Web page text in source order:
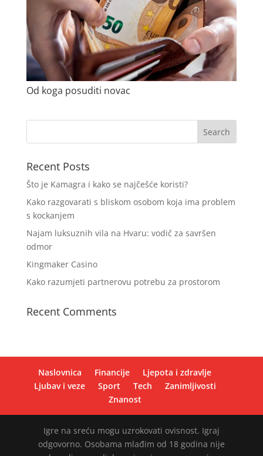
Od koga posuditi novac
Recent Posts
Što je Kamagra i kako se najčešće koristi?
Kako razgovarati s bliskom osobom koja ima problem
s kockanjem
Najam luksuznih vila na Hvaru: vodič za savršen
odmor
Kingmaker Casino
Kako razumjeti partnerovu potrebu za prostorom
Recent Comments
Naslovnica Financije
Ljepota i zdravlje
Ljubav i veze
Sport Tech
Zanimljivosti
Znanost
Igre na sreću mogu uzrokovati ovisnost. Igraj
odgovorno. Osobama mlađim od 18 godina nije